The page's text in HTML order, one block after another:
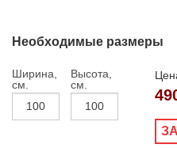
Необходимые размеры
Ширина,
см.
Высота,
см.